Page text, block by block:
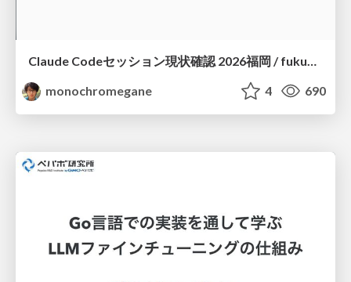
Claude Codeセッション現状確認 2026福岡 / fukuoka-aicoding-00-beacon
monochromegane
4 690